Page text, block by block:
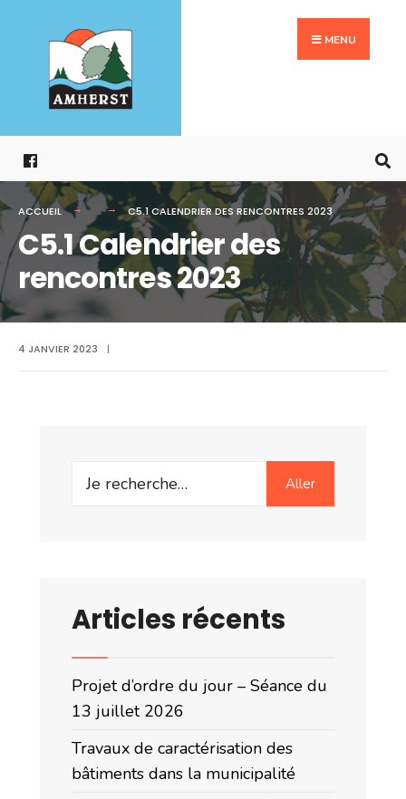
contenu
MENU
ACCUEIL C5.1 CALENDRIER DES RENCONTRES 2023
C5.1 Calendrier des
rencontres 2023
4 JANVIER 2023 |
Search
Aller
Articles récents
Projet d’ordre du jour – Séance du
13 juillet 2026
Travaux de caractérisation des
bâtiments dans la municipalité
for: